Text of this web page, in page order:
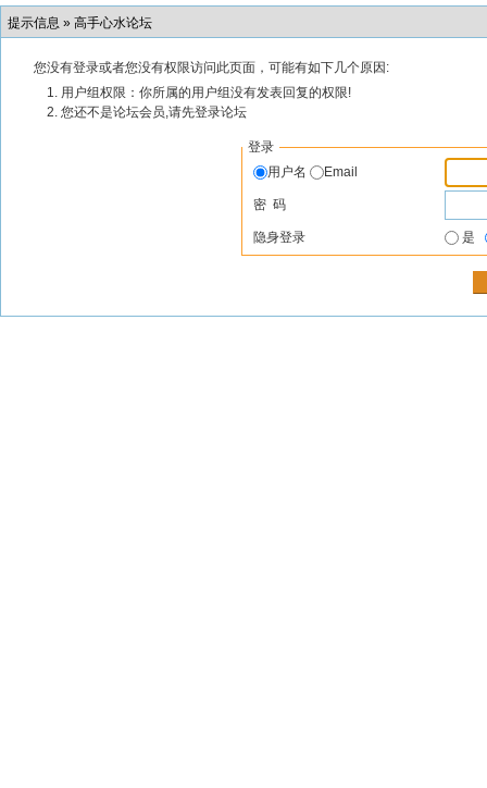
提示信息 » 高手心水论坛
您没有登录或者您没有权限访问此页面，可能有如下几个原因:
用户组权限：你所属的用户组没有发表回复的权限!
您还不是论坛会员,请先登录论坛
登录
用户名
Email
密 码
隐身登录 是